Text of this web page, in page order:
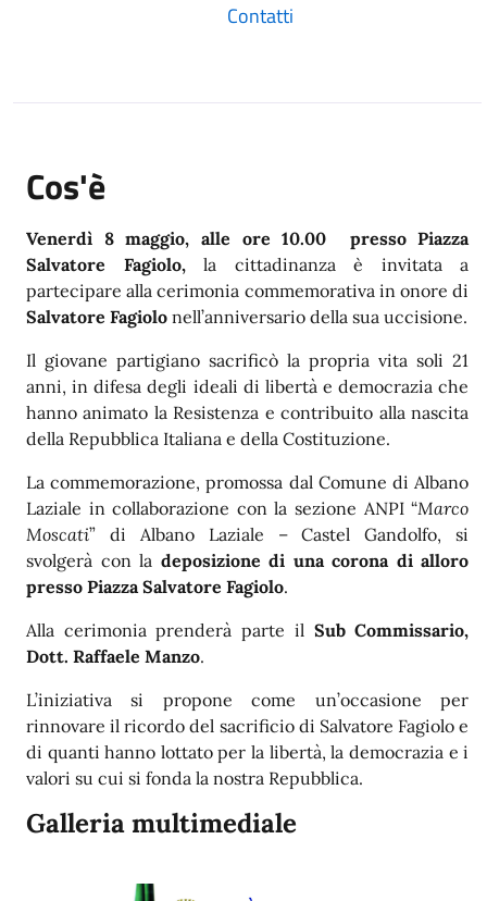
Contatti
Cos'è
Venerdì 8 maggio, alle ore 10.00 presso Piazza
Salvatore Fagiolo,la cittadinanza è invitata a
partecipare alla cerimonia commemorativa in onore di
Salvatore Fagiolo nell’anniversario della sua uccisione.
Il giovane partigiano sacrificò la propria vita soli 21
anni, in difesa degli ideali di libertà e democrazia che
hanno animato la Resistenza e contribuito alla nascita
della Repubblica Italiana e della Costituzione.
La commemorazione, promossa dal Comune di Albano
Laziale in collaborazione con la sezione ANPI “Marco
Moscati” di Albano Laziale – Castel Gandolfo, si
svolgerà con la deposizione di una corona di alloro
presso Piazza Salvatore Fagiolo.
Alla cerimonia prenderà parte il Sub Commissario,
Dott. Raffaele Manzo.
L’iniziativa si propone come un’occasione per
rinnovare il ricordo del sacrificio di Salvatore Fagiolo e
di quanti hanno lottato per la libertà, la democrazia e i
valori su cui si fonda la nostra Repubblica.
Galleria multimediale